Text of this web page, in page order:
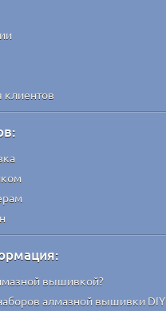
вышивкой?
алмазной вышивки DIY